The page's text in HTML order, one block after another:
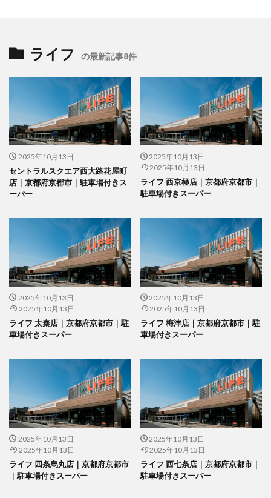
ライフ の最新記事8件
2025年10月13日
セントラルスクエア西大路花屋町
店｜京都府京都市｜駐車場付きス
ーパー
2025年10月13日
2025年10月13日
ライフ 西京極店｜京都府京都市｜
駐車場付きスーパー
2025年10月13日
2025年10月13日
ライフ 太秦店｜京都府京都市｜駐
車場付きスーパー
2025年10月13日
2025年10月13日
ライフ 梅津店｜京都府京都市｜駐
車場付きスーパー
2025年10月13日
2025年10月13日
ライフ 四条烏丸店｜京都府京都市
｜駐車場付きスーパー
2025年10月13日
2025年10月13日
ライフ 西七条店｜京都府京都市｜
駐車場付きスーパー